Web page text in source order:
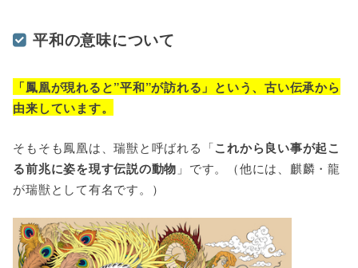
平和の意味について
「鳳凰が現れると”平和”が訪れる」という、古い伝承から
由来しています。
そもそも鳳凰は、瑞獣と呼ばれる「これから良い事が起こ
る前兆に姿を現す伝説の動物 」です。（他には、麒麟・龍
が瑞獣として有名です。）